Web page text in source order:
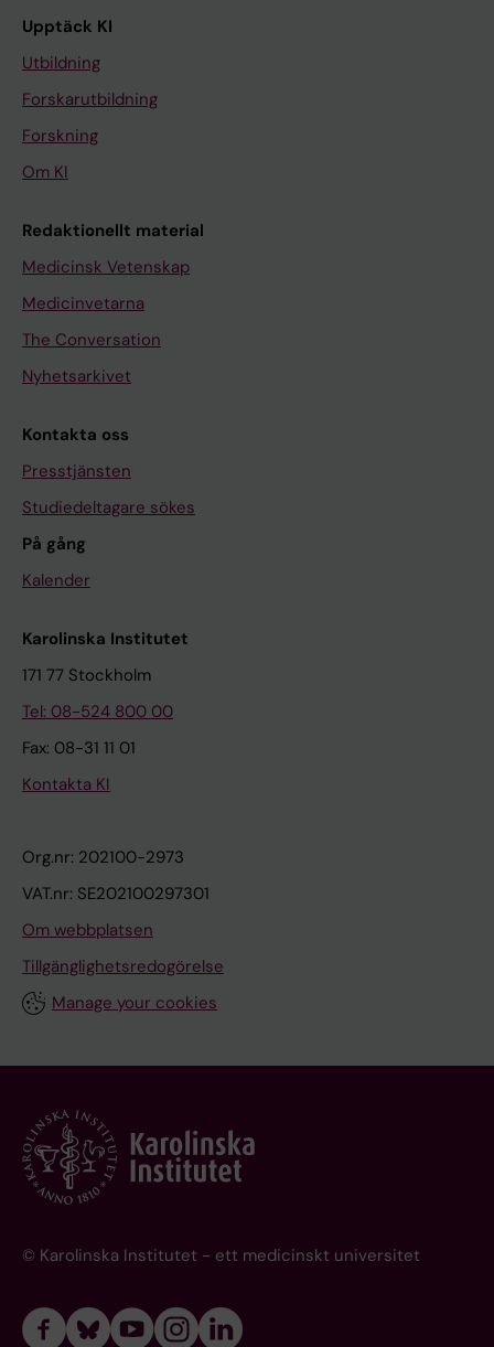
Upptäck KI
Utbildning
Forskarutbildning
Forskning
Om KI
Redaktionellt material
Medicinsk Vetenskap
Medicinvetarna
The Conversation
Nyhetsarkivet
Kontakta oss
Presstjänsten
Studiedeltagare sökes
På gång
Kalender
Karolinska Institutet
171 77 Stockholm
Tel: 08-524 800 00
Fax: 08-31 11 01
Kontakta KI
Org.nr: 202100-2973
VAT.nr: SE202100297301
Om webbplatsen
Tillgänglighetsredogörelse
Manage your cookies
© Karolinska Institutet - ett medicinskt universitet